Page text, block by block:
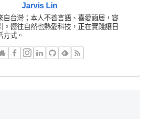
Jarvis Lin
自台灣；本人不善言語、喜愛繭居，容
。嚮往自然也熱愛科技，正在實踐讓日
方式。